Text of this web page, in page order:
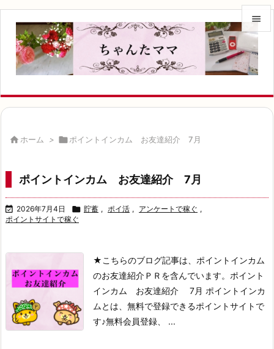


メニュ


 ホーム > ポイントインカム お友達紹介 7月
ポイントインカム お友達紹介 7月
 2026年7月4日  貯蓄 , ポイ活 , アンケートで稼ぐ ,
ポイントサイトで稼ぐ
★こちらのブログ記事は、ポイントインカム
のお友達紹介ＰＲを含んでいます。 ポイント
インカム お友達紹介 7月 ポイントインカ
ムとは、無料で登録できるポイントサイトで
す♪無料会員登録、 ...